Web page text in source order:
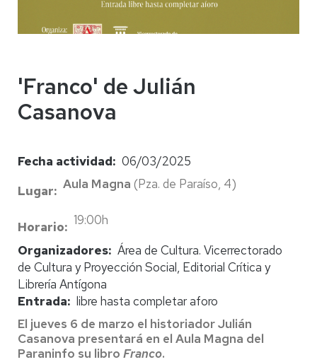
'Franco' de Julián
Casanova
Fecha actividad
06/03/2025
Lugar
Aula Magna (Pza. de Paraíso, 4)
Horario
19:00h
Organizadores Área de Cultura. Vicerrectorado
de Cultura y Proyección Social, Editorial Crítica y
Librería Antígona
Entrada
libre hasta completar aforo
El jueves 6 de marzo el historiador Julián
Casanova presentará en el Aula Magna del
Paraninfo su libro Franco.